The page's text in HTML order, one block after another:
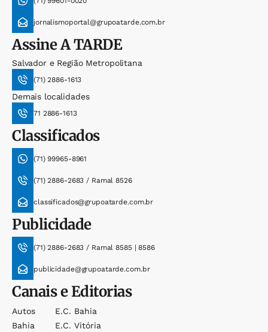
jornalismoportal@grupoatarde.com.br
AssineA TARDE
Salvador e Região Metropolitana
(71) 2886-1613
Demais localidades
71 2886-1613
Classificados
(71) 99965-8961
(71) 2886-2683 / Ramal 8526
classificados@grupoatarde.com.br
Publicidade
(71) 2886-2683 / Ramal 8585 | 8586
publicidade@grupoatarde.com.br
Canais e Editorias
Autos
Bahia
E.c. Bahia
E.c. Vitória